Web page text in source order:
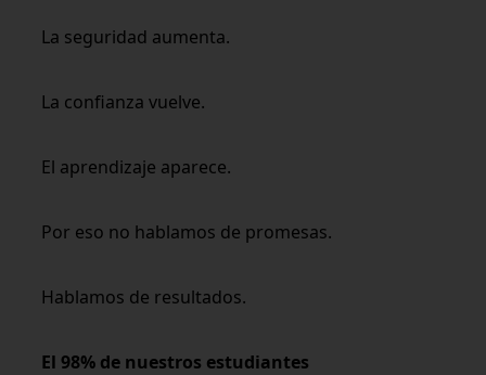
La seguridad aumenta.
La confianza vuelve.
El aprendizaje aparece.
Por eso no hablamos de promesas.
Hablamos de resultados.
El 98% de nuestros estudiantes